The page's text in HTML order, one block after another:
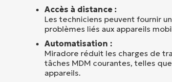
Accès à distance :
Les techniciens peuvent fournir
problèmes liés aux appareils
Automatisation :
Miradore réduit les charges de
tâches MDM courantes, telles
appareils.